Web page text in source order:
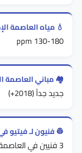
💧 مياه العاصمة
130-180 ppm
🏘️ مباني العاصمة
جديد جداً (2018+)
👷 فنيون لـ فيتيو
3 فنيين في العاصمة الإدارية